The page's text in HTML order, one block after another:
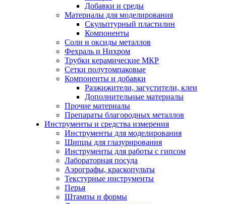
Добавки и среды
Материалы для моделирования
Скульптурный пластилин
Компоненты
Соли и оксиды металлов
Фехраль и Нихром
Трубки керамические МКР
Сетки полутомпаковые
Компоненты и добавки
Разжижители, загустители, клеи
Дополнительные материалы
Прочие материалы
Препараты благородных металлов
Инструменты и средства измерения
Инструменты для моделирования
Щипцы для глазурирования
Инструменты для работы с гипсом
Лабораторная посуда
Аэрографы, краскопульты
Текстурные инструменты
Перья
Штампы и формы